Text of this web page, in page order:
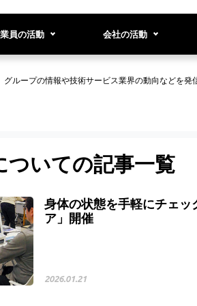
員の活動 会社の活動
ループの情報や技術サービス業界の動向などを発
ついての記事一覧
身体の状態を手軽にチェッ
ア」開催
2026.01.21